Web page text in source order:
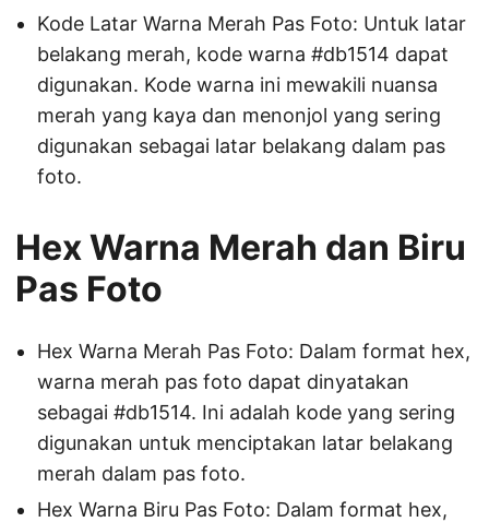
Kode Latar Warna Merah Pas Foto: Untuk latar
belakang merah, kode warna #db1514 dapat
digunakan. Kode warna ini mewakili nuansa
merah yang kaya dan menonjol yang sering
digunakan sebagai latar belakang dalam pas
foto.
Hex Warna Merah dan Biru
Pas Foto
Hex Warna Merah Pas Foto: Dalam format hex,
warna merah pas foto dapat dinyatakan
sebagai #db1514. Ini adalah kode yang sering
digunakan untuk menciptakan latar belakang
merah dalam pas foto.
Hex Warna Biru Pas Foto: Dalam format hex,